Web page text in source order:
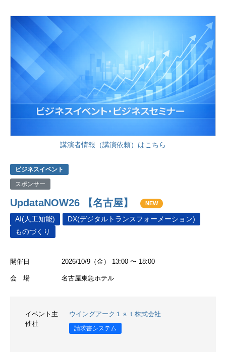
講演者情報（講演依頼）はこちら
ビジネスイベント
スポンサー
UpdataNOW26 【名古屋】 NEW
AI(人工知能)
DX(デジタルトランスフォーメーション)
ものづくり
開催日 2026/10/9（金） 13:00 〜 18:00
会 場 名古屋東急ホテル
イベント主
催社
ウイングアーク１ｓｔ株式会社
請求書システム